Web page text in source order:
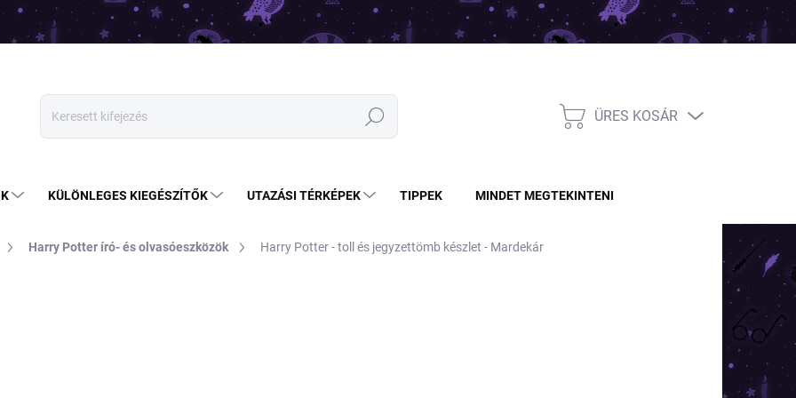
Keresés KOSÁR
ÜRES KOSÁR
KÜLÖNLEGES KIEGÉSZÍTŐK UTAZÁSI TÉRKÉPEK TIPPEK MINDET MEGTEKINTENI
Harry Potter író- és olvasóeszközök Harry Potter - toll és jegyzettömb készlet - Mardekár